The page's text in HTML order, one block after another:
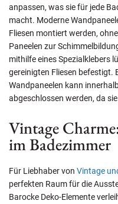
anpassen, was sie für jede
macht. Moderne
Fliesen montiert werden,
Paneelen zur
mithilfe eines Spezialklebers
gereinigten Fliesen befestigt.
Wandpaneelen kann
abgeschlossen werden, da
Vintage
im Badezimmer
Für Liebhaber von Vintage
perfekten Raum für die
Barocke Deko-Elemente